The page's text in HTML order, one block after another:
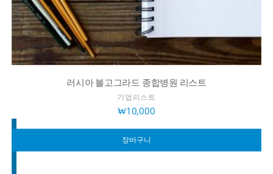
러시아 볼고그라드 종합병원 리스트
기업리스트
₩10,000
장바구니